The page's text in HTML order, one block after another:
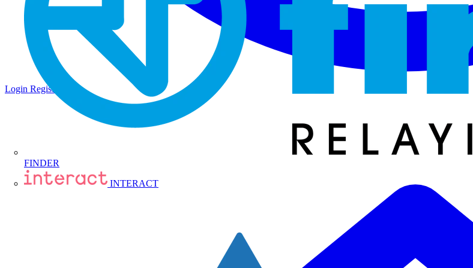
FINDER
INTERACT
Login Registrati